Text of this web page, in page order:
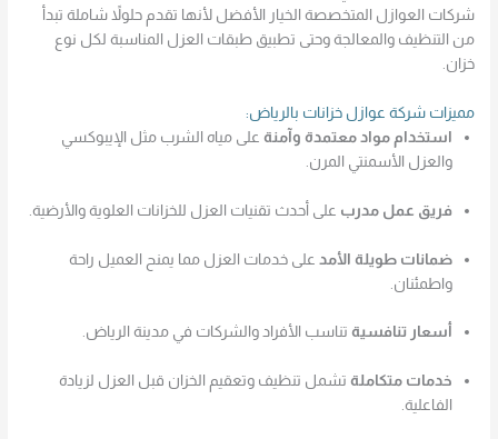
شركات العوازل المتخصصة الخيار الأفضل لأنها تقدم حلولاً شاملة تبدأ
من التنظيف والمعالجة وحتى تطبيق طبقات العزل المناسبة لكل نوع
خزان.
مميزات شركة عوازل خزانات بالرياض:
استخدام مواد معتمدة وآمنة على مياه الشرب مثل الإيبوكسي
والعزل الأسمنتي المرن.
فريق عمل مدرب على أحدث تقنيات العزل للخزانات العلوية والأرضية.
ضمانات طويلة الأمد على خدمات العزل مما يمنح العميل راحة
واطمئنان.
أسعار تنافسية تناسب الأفراد والشركات في مدينة الرياض.
خدمات متكاملة تشمل تنظيف وتعقيم الخزان قبل العزل لزيادة
الفاعلية.